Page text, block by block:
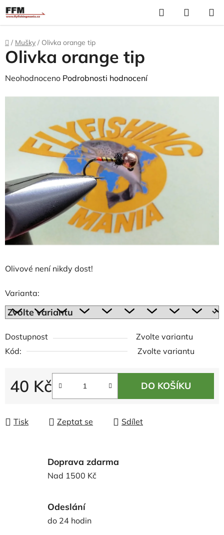
Přejít
na
obsah
Hledat
Domů
/ Mušky / Olivka orange tip
Olivové není nikdy dost!
Varianta:
Dostupnost
Zvolte variantu
Kód:
Zvolte variantu
40 Kč
Měrná cena:
DO KOŠÍKU
Tisk Zeptat se Sdílet
Olivka orange tip
Průměrné
hvězdiček.
Neohodnoceno Podrobnosti hodnocení
Doprava zdarma
Nad 1500 Kč
Odeslání
do 24 hodin